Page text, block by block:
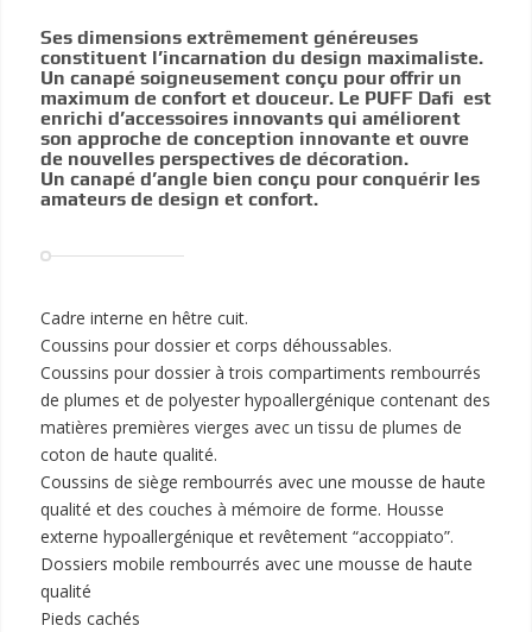
Ses dimensions extrêmement généreuses
constituent l’incarnation du design maximaliste.
Un canapé soigneusement conçu pour offrir un
maximum de confort et douceur. Le PUFF Dafi est
enrichi d’accessoires innovants qui améliorent
son approche de conception innovante et ouvre
de nouvelles perspectives de décoration.
Un canapé d’angle bien conçu pour conquérir les
amateurs de design et confort.
Cadre interne en hêtre cuit.
Coussins pour dossier et corps déhoussables.
Coussins pour dossier à trois compartiments rembourrés
de plumes et de polyester hypoallergénique contenant des
matières premières vierges avec un tissu de plumes de
coton de haute qualité.
Coussins de siège rembourrés avec une mousse de haute
qualité et des couches à mémoire de forme. Housse
externe hypoallergénique et revêtement “accoppiato”.
Dossiers mobile rembourrés avec une mousse de haute
qualité
Pieds cachés